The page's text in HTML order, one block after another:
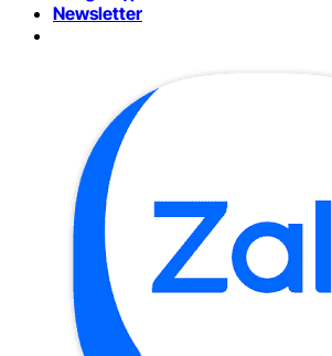
Newsletter